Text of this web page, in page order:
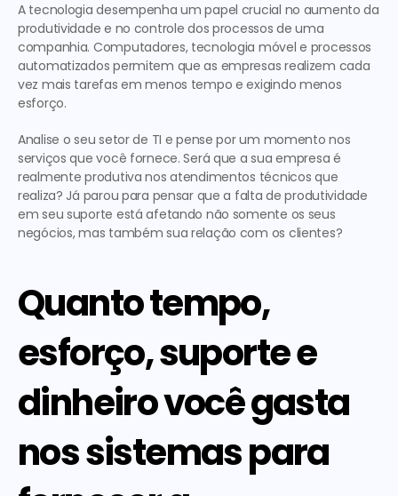
A tecnologia desempenha um papel crucial no aumento da
produtividade e no controle dos processos de uma
companhia. Computadores, tecnologia móvel e processos
automatizados permitem que as empresas realizem cada
vez mais tarefas em menos tempo e exigindo menos
esforço.
Analise o seu setor de TI e pense por um momento nos
serviços que você fornece. Será que a sua empresa é
realmente produtiva nos atendimentos técnicos que
realiza? Já parou para pensar que a falta de produtividade
em seu suporte está afetando não somente os seus
negócios, mas também sua relação com os clientes?
Quanto tempo,
esforço, suporte e
dinheiro você gasta
nos sistemas para